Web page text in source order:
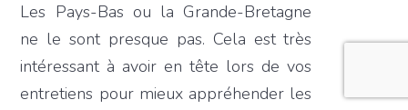
Les Pays-Bas ou la Grande-Bretagne
ne le sont presque pas. Cela est très
intéressant à avoir en tête lors de vos
entretiens pour mieux appréhender les